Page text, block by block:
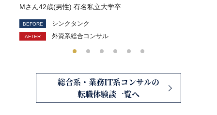
Mさん42歳(男性) 有名私立大学卒
シンクタンク
外資系総合コンサル
総合系・業務IT系コンサルの
転職体験談一覧へ